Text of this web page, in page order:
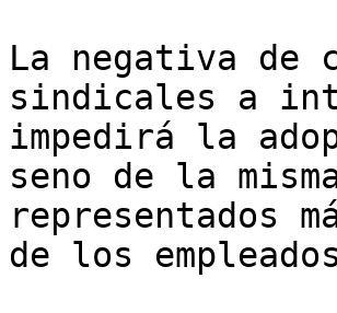
La negativa de
sindicales a
impedirá la
seno de la
representados
de los